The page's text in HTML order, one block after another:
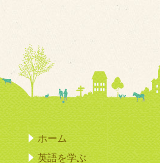
ホーム
英語を学ぶ